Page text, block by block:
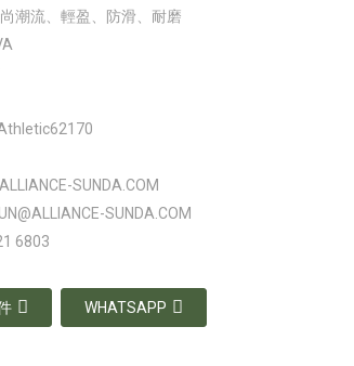
潮流、輕盈、防滑、耐磨
SUNDA.COM
SUNDA.COM
6803
WHATSAPP